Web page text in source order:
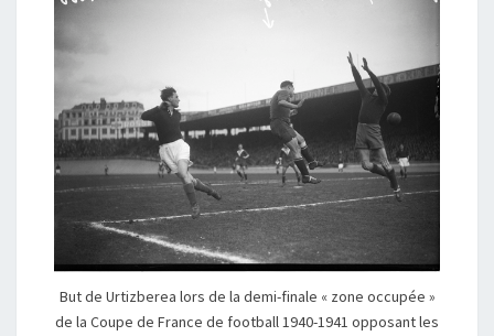
1941
But de Urtizberea lors de la demi-finale « zone occupée »
de la Coupe de France de football 1940-1941 opposant les